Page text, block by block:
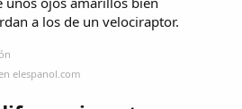
a los de un velociraptor.
elespanol.com